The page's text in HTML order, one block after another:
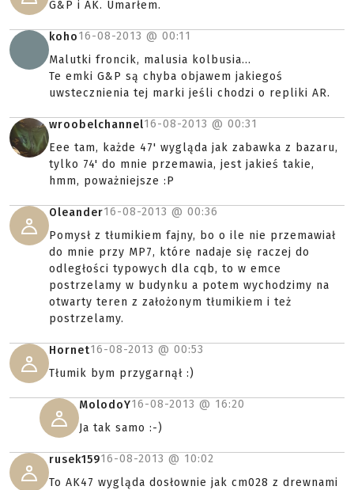
G&P i AK. Umarłem.
koho16-08-2013 @ 00:11
Malutki froncik, malusia kolbusia...
Te emki G&P są chyba objawem jakiegoś
uwstecznienia tej marki jeśli chodzi o repliki AR.
wroobelchannel16-08-2013 @ 00:31
Eee tam, każde 47' wygląda jak zabawka z bazaru,
tylko 74' do mnie przemawia, jest jakieś takie,
hmm, poważniejsze :P
Oleander16-08-2013 @ 00:36
Pomysł z tłumikiem fajny, bo o ile nie przemawiał
do mnie przy MP7, które nadaje się raczej do
odległości typowych dla cqb, to w emce
postrzelamy w budynku a potem wychodzimy na
otwarty teren z założonym tłumikiem i też
postrzelamy.
Hornet16-08-2013 @ 00:53
Tłumik bym przygarnął :)
MolodoY16-08-2013 @ 16:20
Ja tak samo :-)
rusek15916-08-2013 @ 10:02
To AK47 wygląda dosłownie jak cm028 z drewnami